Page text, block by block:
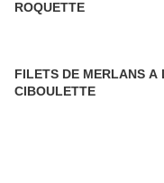
ROQUETTE
FILETS DE MERLANS A
CIBOULETTE